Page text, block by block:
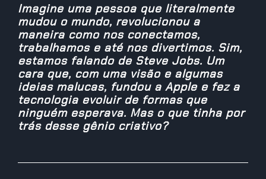
Imagine uma pessoa que literalmente
mudou o mundo, revolucionou a
maneira como nos conectamos,
trabalhamos e até nos divertimos. Sim,
estamos falando de Steve Jobs. Um
cara que, com uma visão e algumas
ideias malucas, fundou a Apple e fez a
tecnologia evoluir de formas que
ninguém esperava. Mas o que tinha por
trás desse gênio criativo?